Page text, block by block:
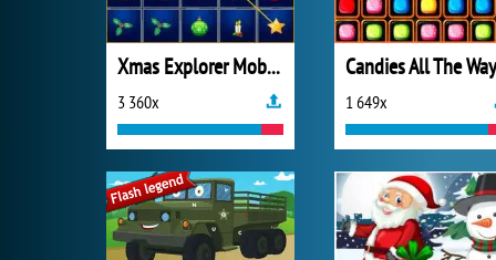
Xmas Explorer Mobile
3 360x
Candies All The Way
1 649x